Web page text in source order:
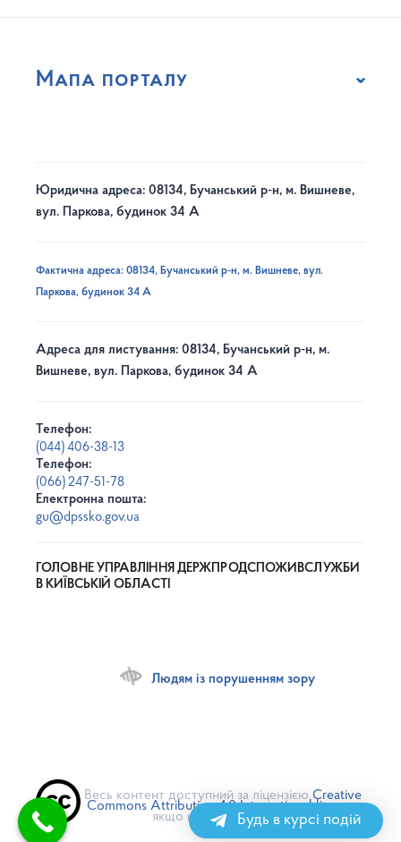
Мапа порталу
Юридична адреса: 08134, Бучанський р-н, м. Вишневе,
вул. Паркова, будинок 34 А
Фактична адреса: 08134, Бучанський р-н, м. Вишневе, вул.
Паркова, будинок 34 А
Адреса для листування: 08134, Бучанський р-н, м.
Вишневе, вул. Паркова, будинок 34 А
Телефон:
(044) 406-38-13
Телефон:
(066) 247-51-78
Електронна пошта:
gu@dpssko.gov.ua
ГОЛОВНЕ УПРАВЛІННЯ ДЕРЖПРОДСПОЖИВСЛУЖБИ
В КИЇВСЬКІЙ ОБЛАСТІ
Людям із порушенням зору
Весь контент доступний за ліцензією Creative
Commons Attribution 4.0 International license,
якщо не зазначено іншеБудь в курсі подій